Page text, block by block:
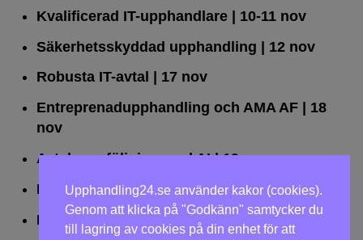
Kvalificerad IT-upphandlare| 10-11 nov
Säkerhetsskyddad upphandling | 12 nov
Robusta IT-avtal
| 17 nov
Entreprenadupphandling och AMA AF| 18
nov
Avtalsuppföljning med AI| 19 nov
Leda upphandlingar effektivt| 25 nov
Dialogförfaranden | 26 nov
Upphandling24.se använder kakor (cookies).
Genom att klicka på "Godkänn" samtycker du
till lagring av cookies på din enhet för att